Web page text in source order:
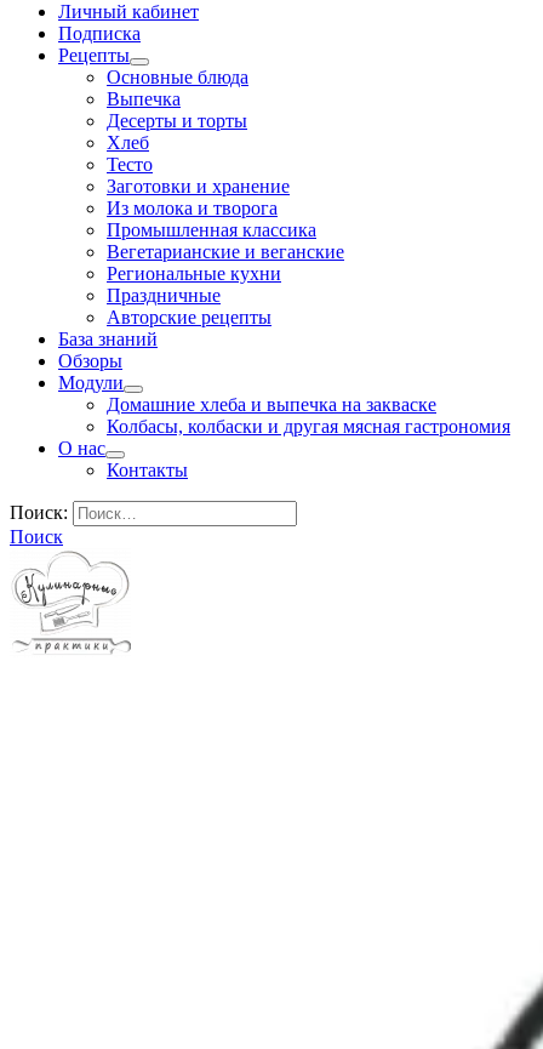
Личный кабинет
Подписка
Рецепты
Основные блюда
Выпечка
Десерты и торты
Хлеб
Тесто
Заготовки и хранение
Из молока и творога
Промышленная классика
Вегетарианские и веганские
Региональные кухни
Праздничные
Авторские рецепты
База знаний
Обзоры
Модули
Домашние хлеба и выпечка на закваске
Колбасы, колбаски и другая мясная гастрономия
О нас
Контакты
Поиск:
Поиск